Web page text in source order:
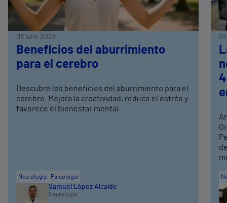
08 julio 2026
Beneficios del aburrimiento
para el cerebro
Descubre los beneficios del aburrimiento para el
cerebro. Mejora la creatividad, reduce el estrés y
favorece el bienestar mental.
Neurología Psicología
Samuel López Alcalde
Neurología